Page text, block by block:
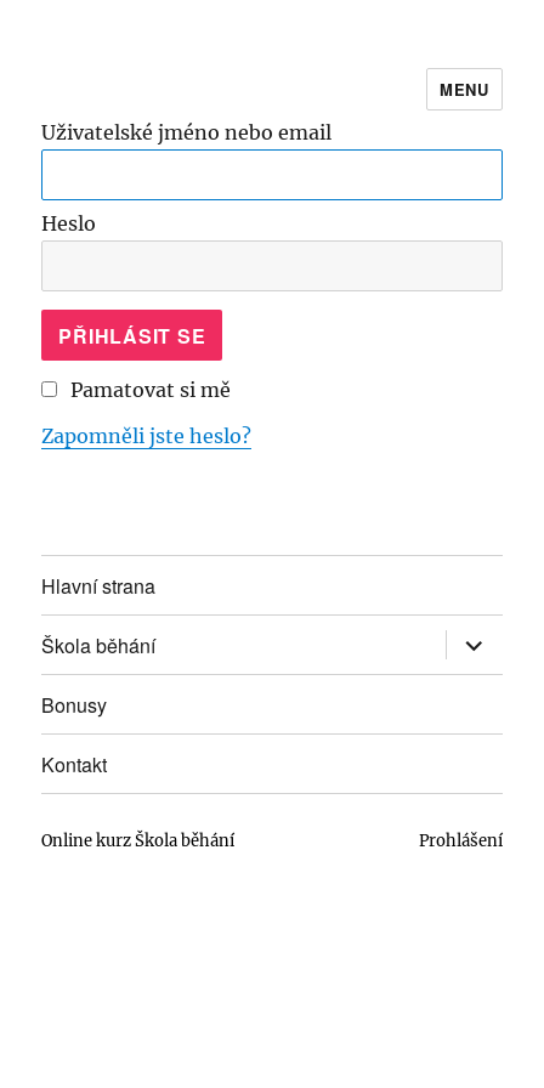
MENU
Uživatelské jméno nebo email
Heslo
Pamatovat si mě
Zapomněli jste heslo?
Hlavní strana
Škola běhání Zobrazit
položky
Bonusy
Kontakt
Online kurz Škola běhání Prohlášení